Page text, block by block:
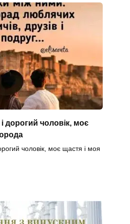
дорогий чоловік, моє
чоловік, моє щастя і моя